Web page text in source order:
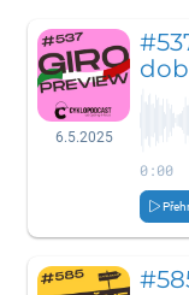
6.5.2025
0:00